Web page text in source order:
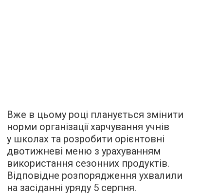
Вже в цьому році планується змінити
норми організації харчування учнів
у школах та розробити орієнтовні
двотижневі меню з урахуванням
використання сезонних продуктів.
Відповідне розпорядження ухвалили
на засіданні уряду 5 серпня.